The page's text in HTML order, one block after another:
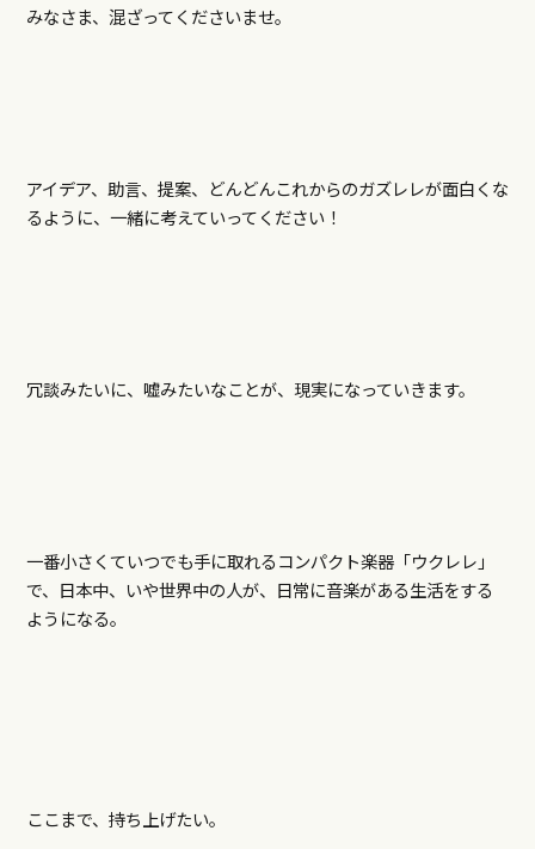
みなさま、混ざってくださいませ。
アイデア、助言、提案、どんどんこれからのガズレレが面白くな
るように、一緒に考えていってください！
冗談みたいに、嘘みたいなことが、現実になっていきます。
一番小さくていつでも手に取れるコンパクト楽器「ウクレレ」
で、日本中、いや世界中の人が、日常に音楽がある生活をする
ようになる。
ここまで、持ち上げたい。